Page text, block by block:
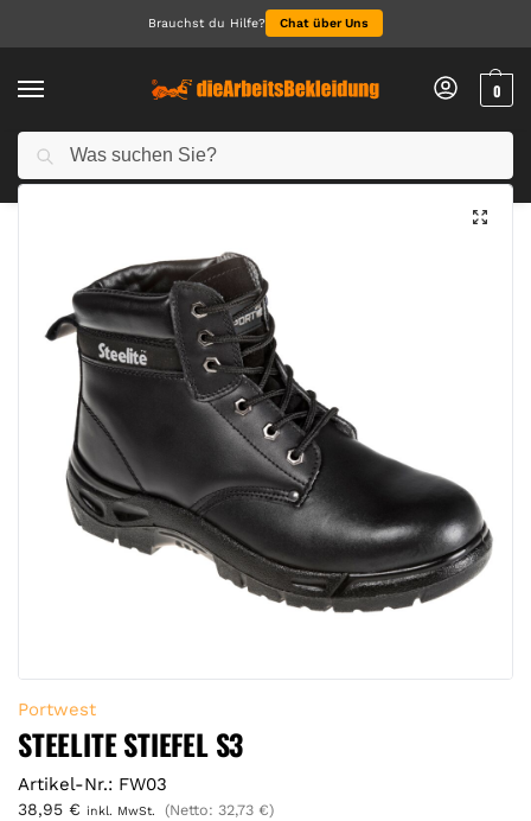
Brauchst du Hilfe? Chat über Uns
0
Start Arbeitsschuhe / Sicherheitsschuhe S3
Portwest
STEELITE STIEFEL S3
Artikel-Nr.: FW03
38,95 € inkl. MwSt. (Netto: 32,73 €)